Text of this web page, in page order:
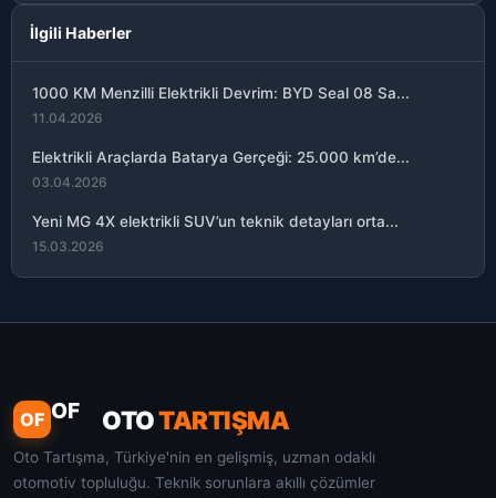
İlgili Haberler
1000 KM Menzilli Elektrikli Devrim: BYD Seal 08 Sa...
11.04.2026
Elektrikli Araçlarda Batarya Gerçeği: 25.000 km’de...
03.04.2026
Yeni MG 4X elektrikli SUV’un teknik detayları orta...
15.03.2026
OF OF OTOTARTIŞMA
Oto Tartışma, Türkiye'nin en gelişmiş, uzman odaklı
otomotiv topluluğu. Teknik sorunlara akıllı çözümler